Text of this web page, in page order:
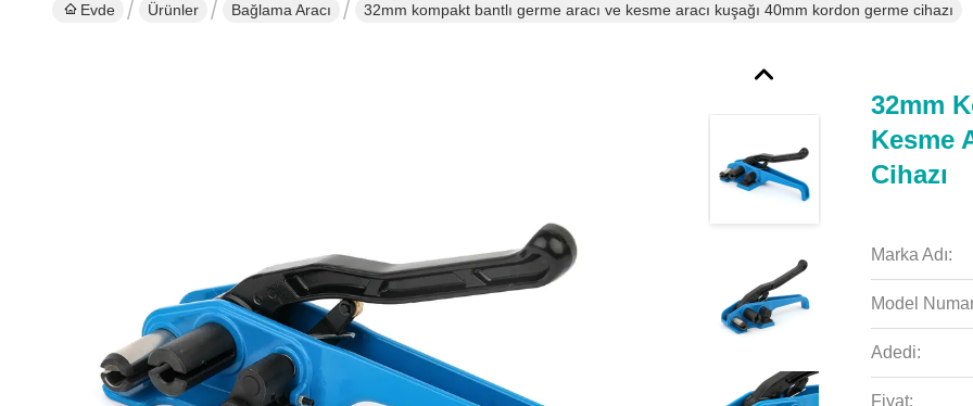
Evde Ürünler Bağlama Aracı 32mm kompakt bantlı germe aracı ve kesme aracı kuşağı 40mm kordon germe cihazı
32mm
Kesme
Cihazı
Marka Adı:
Model
Adedi:
Fiyat: